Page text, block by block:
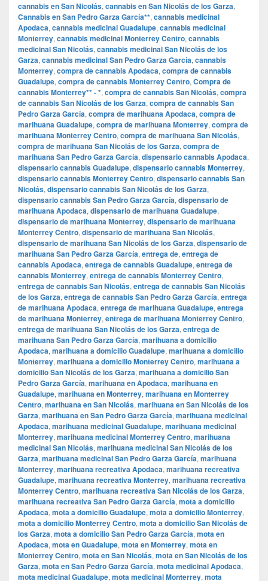
cannabis en San Nicolás, cannabis en San Nicolás de los Garza,
Cannabis en San Pedro Garza García**, cannabis medicinal
Apodaca, cannabis medicinal Guadalupe, cannabis medicinal
Monterrey, cannabis medicinal Monterrey Centro, cannabis
medicinal San Nicolás, cannabis medicinal San Nicolás de los
Garza, cannabis medicinal San Pedro Garza García, cannabis
Monterrey, compra de cannabis Apodaca, compra de cannabis
Guadalupe, compra de cannabis Monterrey Centro, Compra de
cannabis Monterrey** - *, compra de cannabis San Nicolás, compra
de cannabis San Nicolás de los Garza, compra de cannabis San
Pedro Garza García, compra de marihuana Apodaca, compra de
marihuana Guadalupe, compra de marihuana Monterrey, compra de
marihuana Monterrey Centro, compra de marihuana San Nicolás,
compra de marihuana San Nicolás de los Garza, compra de
marihuana San Pedro Garza García, dispensario cannabis Apodaca,
dispensario cannabis Guadalupe, dispensario cannabis Monterrey,
dispensario cannabis Monterrey Centro, dispensario cannabis San
Nicolás, dispensario cannabis San Nicolás de los Garza,
dispensario cannabis San Pedro Garza García, dispensario de
marihuana Apodaca, dispensario de marihuana Guadalupe,
dispensario de marihuana Monterrey, dispensario de marihuana
Monterrey Centro, dispensario de marihuana San Nicolás,
dispensario de marihuana San Nicolás de los Garza, dispensario de
marihuana San Pedro Garza García, entrega de, entrega de
cannabis Apodaca, entrega de cannabis Guadalupe, entrega de
cannabis Monterrey, entrega de cannabis Monterrey Centro,
entrega de cannabis San Nicolás, entrega de cannabis San Nicolás
de los Garza, entrega de cannabis San Pedro Garza García, entrega
de marihuana Apodaca, entrega de marihuana Guadalupe, entrega
de marihuana Monterrey, entrega de marihuana Monterrey Centro,
entrega de marihuana San Nicolás de los Garza, entrega de
marihuana San Pedro Garza García, marihuana a domicilio
Apodaca, marihuana a domicilio Guadalupe, marihuana a domicilio
Monterrey, marihuana a domicilio Monterrey Centro, marihuana a
domicilio San Nicolás de los Garza, marihuana a domicilio San
Pedro Garza García, marihuana en Apodaca, marihuana en
Guadalupe, marihuana en Monterrey, marihuana en Monterrey
Centro, marihuana en San Nicolás, marihuana en San Nicolás de los
Garza, marihuana en San Pedro Garza García, marihuana medicinal
Apodaca, marihuana medicinal Guadalupe, marihuana medicinal
Monterrey, marihuana medicinal Monterrey Centro, marihuana
medicinal San Nicolás, marihuana medicinal San Nicolás de los
Garza, marihuana medicinal San Pedro Garza García, marihuana
Monterrey, marihuana recreativa Apodaca, marihuana recreativa
Guadalupe, marihuana recreativa Monterrey, marihuana recreativa
Monterrey Centro, marihuana recreativa San Nicolás de los Garza,
marihuana recreativa San Pedro Garza García, mota a domicilio
Apodaca, mota a domicilio Guadalupe, mota a domicilio Monterrey,
mota a domicilio Monterrey Centro, mota a domicilio San Nicolás de
los Garza, mota a domicilio San Pedro Garza García, mota en
Apodaca, mota en Guadalupe, mota en Monterrey, mota en
Monterrey Centro, mota en San Nicolás, mota en San Nicolás de los
Garza, mota en San Pedro Garza García, mota medicinal Apodaca,
mota medicinal Guadalupe, mota medicinal Monterrey, mota